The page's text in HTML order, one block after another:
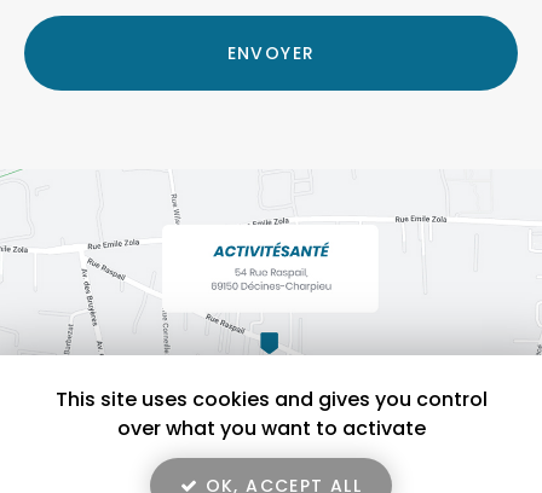
Acceptation
RGPD
*
ENVOYER
This site uses cookies and gives you control
over what you want to activate
OK, ACCEPT ALL